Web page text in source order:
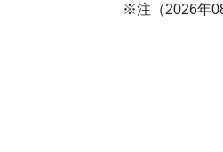
※注（2026年08